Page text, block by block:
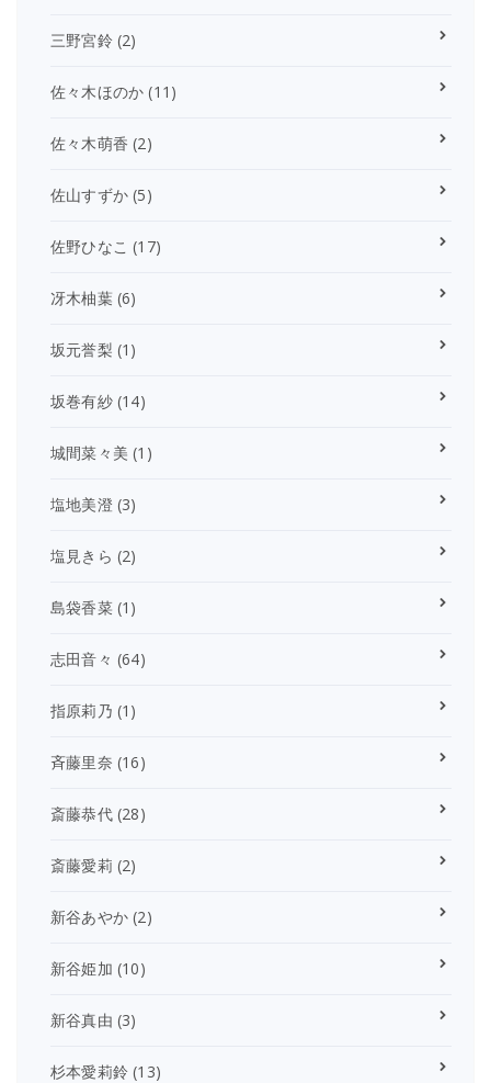
三野宮鈴(2)
佐々木ほのか (11)
佐々木萌香 (2)
佐山すずか (5)
佐野ひなこ (17)
冴木柚葉(6)
坂元誉梨 (1)
坂巻有紗(14)
城間菜々美 (1)
塩地美澄(3)
塩見きら (2)
島袋香菜(1)
志田音々 (64)
指原莉乃 (1)
斉藤里奈 (16)
斎藤恭代(28)
斎藤愛莉 (2)
新谷あやか (2)
新谷姫加 (10)
新谷真由 (3)
杉本愛莉鈴 (13)